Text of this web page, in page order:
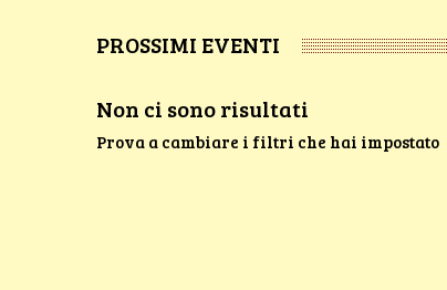
PROSSIMI EVENTI
Non ci sono risultati
Prova a cambiare i filtri che hai impostato